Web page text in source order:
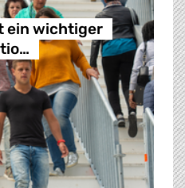
ein wichtiger